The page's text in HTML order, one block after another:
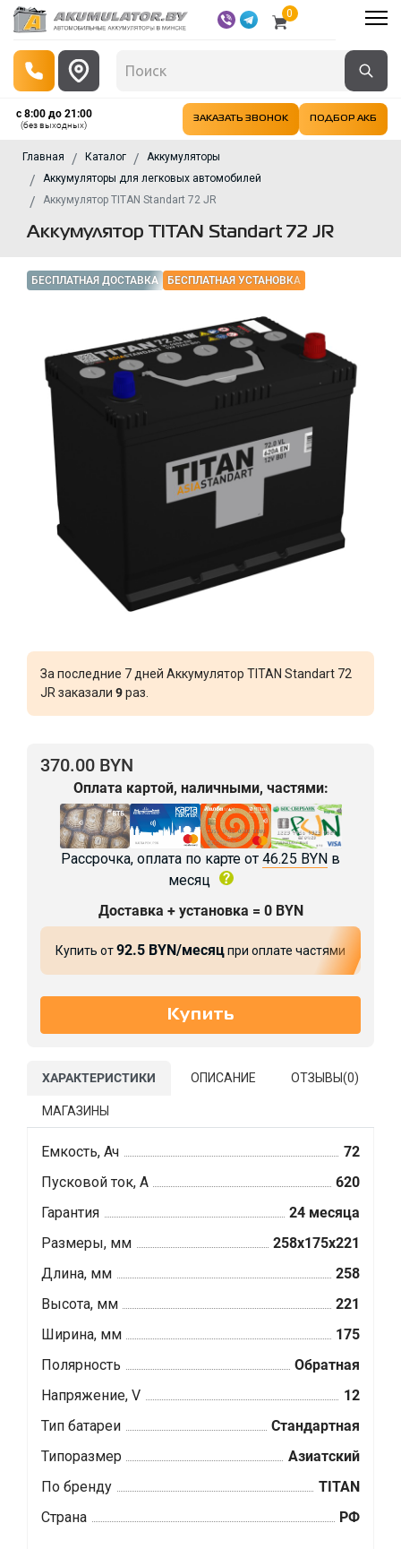
0
с 8:00 до 21:00
(без выходных)
ЗАКАЗАТЬ ЗВОНОК ПОДБОР АКБ
Главная Каталог
Аккумуляторы
Аккумуляторы для легковых автомобилей
Аккумулятор TITAN Standart 72 JR
Аккумулятор TITAN Standart 72 JR
БЕСПЛАТНАЯ ДОСТАВКА БЕСПЛАТНАЯ УСТАНОВКА
За последние 7 дней Аккумулятор TITAN Standart 72
JR заказали 9раз.
370.00 BYN
Оплата картой, наличными, частями:
Рассрочка, оплата по карте от 46.25 BYN в
месяц
Доставка + установка = 0 BYN
Купить от92.5 BYN/месяцпри оплате частями
ХАРАКТЕРИСТИКИ ОПИСАНИЕ ОТЗЫВЫ(0)
МАГАЗИНЫ
Емкость, Ач
72
Пусковой ток, А
620
Гарантия
24 месяца
Размеры, мм
258х175х221
Длина, мм
258
Высота, мм
221
Ширина, мм
175
Полярность
Обратная
Напряжение, V
12
Тип батареи
Стандартная
Типоразмер
Азиатский
По бренду
TITAN
Страна
РФ